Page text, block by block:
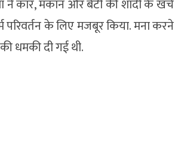
ने कार, मकान और बेटी की शादी के खर्च
के लिए मजबूर किया. मना करने
धमकी दी गई थी.